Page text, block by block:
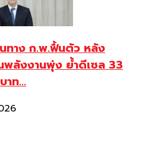
ทาง ก.พ.ฟื้นตัว หลัง
ลังงานพุ่ง ย้ำดีเซล 33
ท...